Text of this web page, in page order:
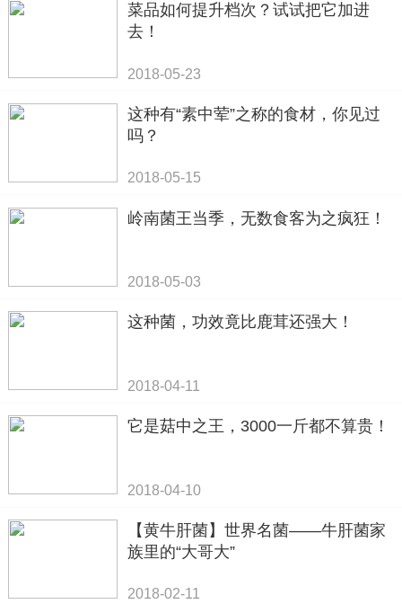
菜品如何提升档次？试试把它加进
去！
2018-05-23
这种有“素中荤”之称的食材，你见过
吗？
2018-05-15
岭南菌王当季，无数食客为之疯狂！
2018-05-03
这种菌，功效竟比鹿茸还强大！
2018-04-11
它是菇中之王，3000一斤都不算贵！
2018-04-10
【黄牛肝菌】世界名菌——牛肝菌家
族里的“大哥大”
2018-02-11